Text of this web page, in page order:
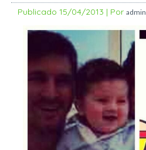
Publicado 15/04/2013 | Por admin